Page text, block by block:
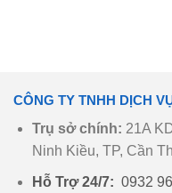
CÔNG TY TNHH DỊCH
Trụ sở chính: 21A
Ninh Kiều, TP, Cần
Hỗ Trợ 24/7: 0932